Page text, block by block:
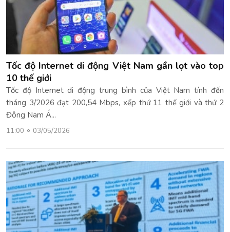
Tốc độ Internet di động Việt Nam gần lọt vào top
10 thế giới
Tốc độ Internet di động trung bình của Việt Nam tính đến
tháng 3/2026 đạt 200,54 Mbps, xếp thứ 11 thế giới và thứ 2
Đông Nam Á...
11:00 03/05/2026